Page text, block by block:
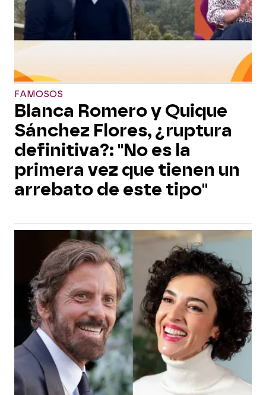
FAMOSOS
Blanca Romero y Quique
Sánchez Flores, ¿ruptura
definitiva?: "No es la
primera vez que tienen un
arrebato de este tipo"